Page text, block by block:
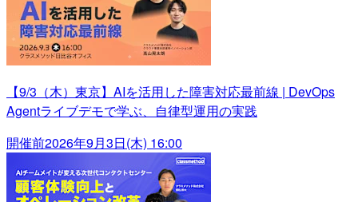
【9/3（木）東京】AIを活用した障害対応最前線 | DevOps
Agentライブデモで学ぶ、自律型運用の実践
開催前2026年9月3日(木) 16:00